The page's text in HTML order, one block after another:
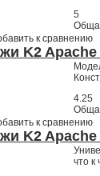
5
к сравнению
K2 Apache
4.25
к сравнению
K2 Apache
что к